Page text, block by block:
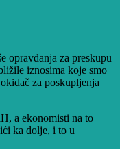
za preskupu
iznosima koje smo
za poskupljenja
a ekonomisti na to
ka dolje, i to u